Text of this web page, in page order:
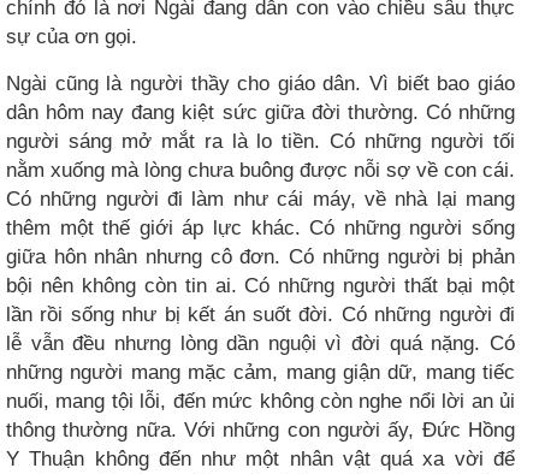
chính đó là nơi Ngài đang dẫn con vào chiều sâu thực
sự của ơn gọi.
Ngài cũng là người thầy cho giáo dân. Vì biết bao giáo
dân hôm nay đang kiệt sức giữa đời thường. Có những
người sáng mở mắt ra là lo tiền. Có những người tối
nằm xuống mà lòng chưa buông được nỗi sợ về con cái.
Có những người đi làm như cái máy, về nhà lại mang
thêm một thế giới áp lực khác. Có những người sống
giữa hôn nhân nhưng cô đơn. Có những người bị phản
bội nên không còn tin ai. Có những người thất bại một
lần rồi sống như bị kết án suốt đời. Có những người đi
lễ vẫn đều nhưng lòng dần nguội vì đời quá nặng. Có
những người mang mặc cảm, mang giận dữ, mang tiếc
nuối, mang tội lỗi, đến mức không còn nghe nổi lời an ủi
thông thường nữa. Với những con người ấy, Đức Hồng
Y Thuận không đến như một nhân vật quá xa vời để